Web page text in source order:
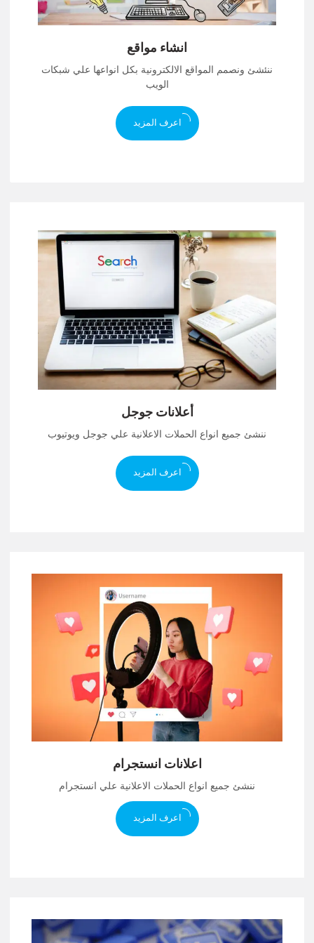
انشاء مواقع
ننئشئ ونصمم المواقع الالكترونية بكل انواعها علي شبكات
الويب
اعرف المزيد
أعلانات جوجل
ننشئ جميع انواع الحملات الاعلانية علي جوجل ويوتيوب
اعرف المزيد
اعلانات انستجرام
ننشئ جميع انواع الحملات الاعلانية علي انستجرام
اعرف المزيد